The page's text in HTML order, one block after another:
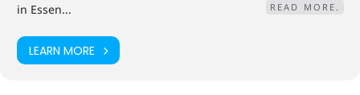
in Essen...
READ MORE.
LEARN MORE